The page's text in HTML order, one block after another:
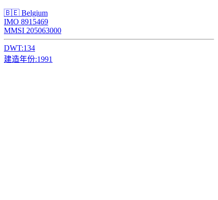
🇧🇪 Belgium
IMO 8915469
MMSI 205063000
DWT:134
建造年份:1991